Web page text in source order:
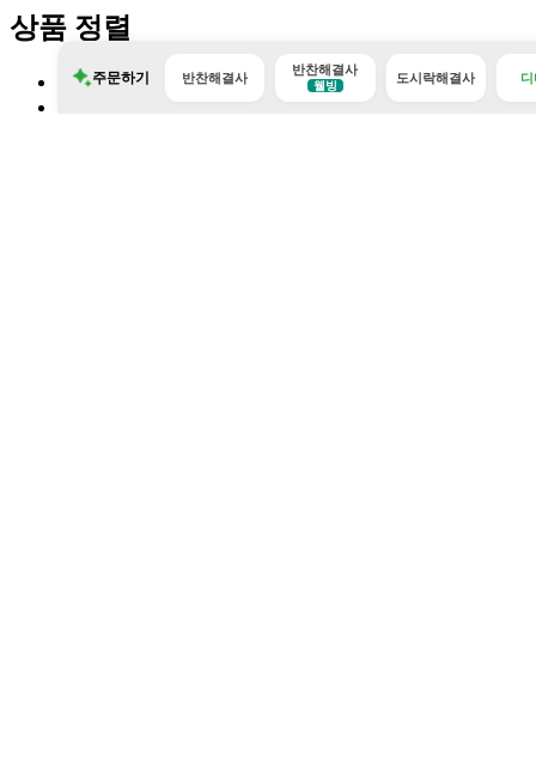
상품 정렬
판매많은순
주문하기 반찬해결사
반찬해결사
웰빙
도시락해결사